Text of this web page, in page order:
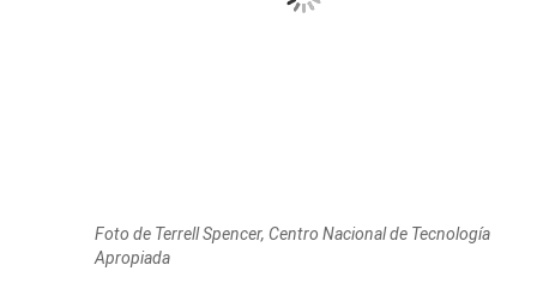
Foto de Terrell Spencer, Centro Nacional de Tecnología
Apropiada